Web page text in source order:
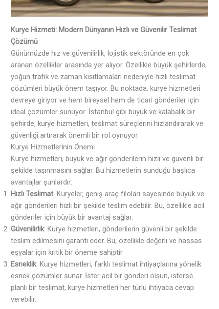
Kurye Hizmeti: Modern Dünyanın Hızlı ve Güvenilir Teslimat
Çözümü
Günümüzde hız ve güvenilirlik, lojistik sektöründe en çok
aranan özellikler arasında yer alıyor. Özellikle büyük şehirlerde,
yoğun trafik ve zaman kısıtlamaları nedeniyle hızlı teslimat
çözümleri büyük önem taşıyor. Bu noktada, kurye hizmetleri
devreye giriyor ve hem bireysel hem de ticari gönderiler için
ideal çözümler sunuyor. İstanbul gibi büyük ve kalabalık bir
şehirde, kurye hizmetleri, teslimat süreçlerini hızlandırarak ve
güvenliği artırarak önemli bir rol oynuyor.
Kurye Hizmetlerinin Önemi
Kurye hizmetleri, büyük ve ağır gönderilerin hızlı ve güvenli bir
şekilde taşınmasını sağlar. Bu hizmetlerin sunduğu başlıca
avantajlar şunlardır:
Hızlı Teslimat: Kuryeler, geniş araç filoları sayesinde büyük ve
ağır gönderileri hızlı bir şekilde teslim edebilir. Bu, özellikle acil
gönderiler için büyük bir avantaj sağlar.
Güvenilirlik: Kurye hizmetleri, gönderilerin güvenli bir şekilde
teslim edilmesini garanti eder. Bu, özellikle değerli ve hassas
eşyalar için kritik bir öneme sahiptir.
Esneklik: Kurye hizmetleri, farklı teslimat ihtiyaçlarına yönelik
esnek çözümler sunar. İster acil bir gönderi olsun, isterse
planlı bir teslimat, kurye hizmetleri her türlü ihtiyaca cevap
verebilir.